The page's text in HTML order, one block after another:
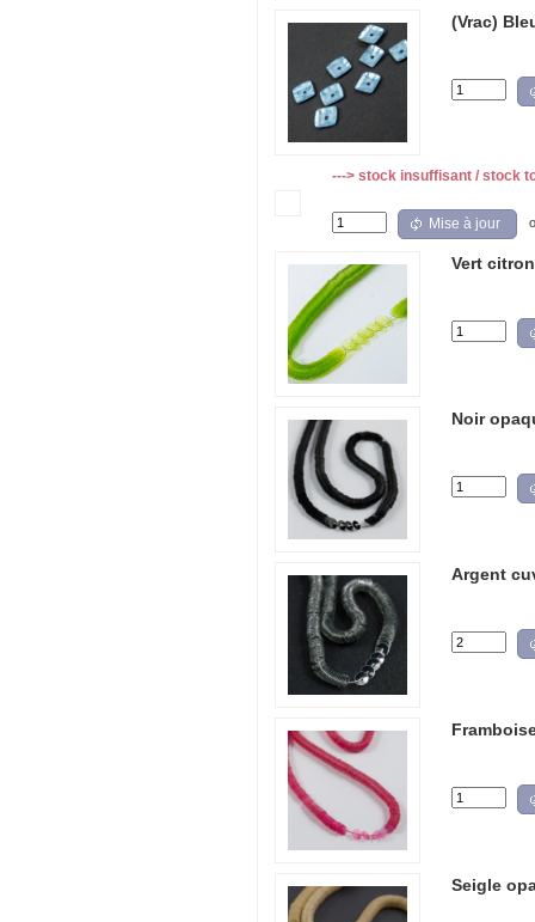
(Vrac)
---> stock insuffisant / stock
Mise à jour
Vert
Noir
Argent
Seigle